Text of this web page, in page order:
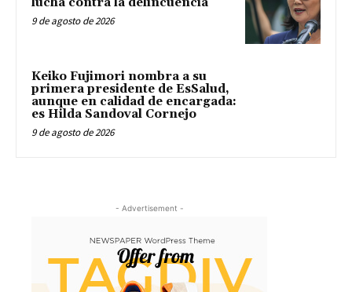
9 de agosto de 2026
Keiko Fujimori nombra a su
primera presidente de EsSalud,
aunque en calidad de encargada:
es Hilda Sandoval Cornejo
9 de agosto de 2026
- Advertisement -